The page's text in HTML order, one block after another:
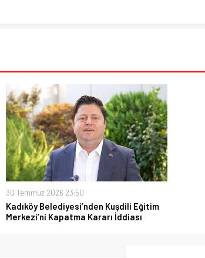
30 Temmuz 2026 23:50
Kadıköy Belediyesi’nden Kuşdili Eğitim
Merkezi’ni Kapatma Kararı İddiası